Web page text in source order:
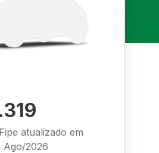
atualizado em
Ago/2026